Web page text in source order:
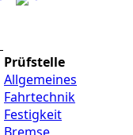
Prüfstelle
Allgemeines
Fahrtechnik
Festigkeit